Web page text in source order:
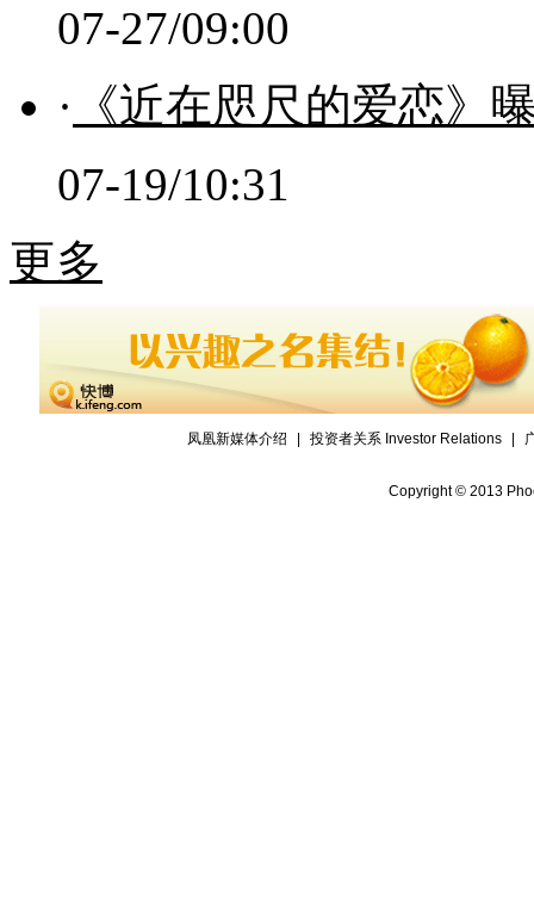
07-27/09:00
· 《近在咫尺的爱恋》
07-19/10:31
更多
凤凰新媒体介绍 | 投资者关系 Investor Relations |
Copyright © 2013